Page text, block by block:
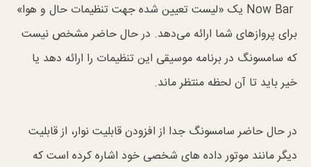
Now Bar یک «لیست تعیین شده جهت تنظیمات حال و هوا»
برای پروازهای شما ارائه می‌دهد. در حال حاضر مشخص نیست
که سامسونگ در برنامه موسیقی این تنظیمات را ارائه دهد یا
خیر باید تا آن لحظه منتظر ماند.
در حال حاضر سامسونگ جدا از افزودن قابلیت نوار، از قابلیت
دیگر مانند موتور داده های شخصی خود اشاره کرده است که